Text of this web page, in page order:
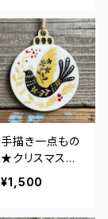
手描き一点もの
★クリスマスオ
ーナメント★小
鳥3
¥1,500